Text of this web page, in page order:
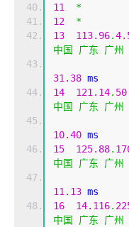
11
*
12
*
13
113.96.
中国
广东 广州
31.38 ms
14
121.14.
中国
广东 广州
10.40 ms
15
125.88.
中国
广东 广州
11.13 ms
16
14.116.
中国
广东 广州